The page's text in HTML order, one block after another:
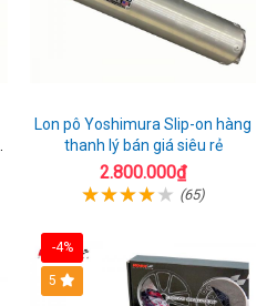
Lon pô Yoshimura Slip-on hàng
thanh lý bán giá siêu rẻ
2.800.000₫
(65)
-4%
5